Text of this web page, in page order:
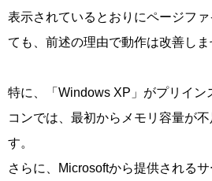
表示されているとおりにページフ
ても、前述の理由で動作は改善しま
特に、「Windows XP」がプリイン
コンでは、最初からメモリ容量が
す。
さらに、Microsoftから提供される